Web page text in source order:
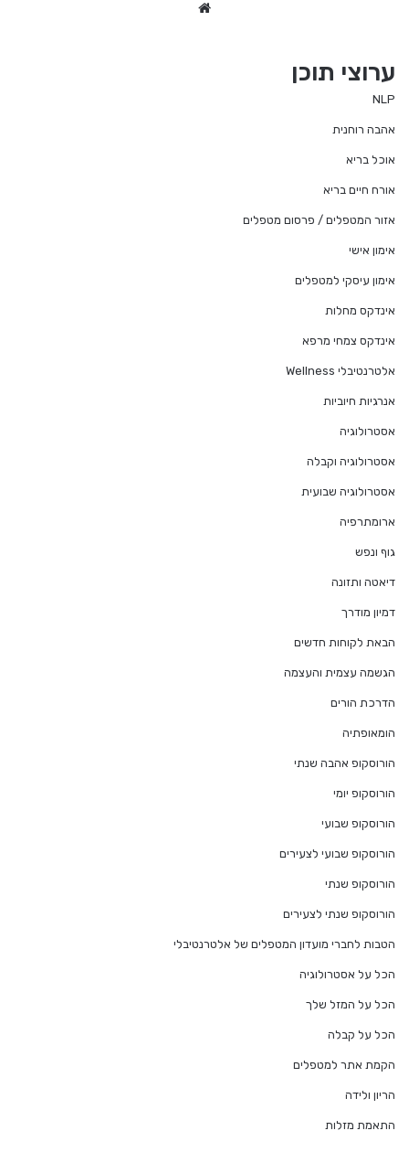
ערוצי תוכן
NLP
אהבה רוחנית
אוכל בריא
אורח חיים בריא
אזור המטפלים / פרסום מטפלים
אימון אישי
אימון עיסקי למטפלים
אינדקס מחלות
אינדקס צמחי מרפא
אלטרנטיבלי Wellness
אנרגיות חיוביות
אסטרולוגיה
אסטרולוגיה וקבלה
אסטרולוגיה שבועית
ארומתרפיה
גוף ונפש
דיאטה ותזונה
דמיון מודרך
הבאת לקוחות חדשים
הגשמה עצמית והעצמה
הדרכת הורים
הומאופתיה
הורוסקופ אהבה שנתי
הורוסקופ יומי
הורוסקופ שבועי
הורוסקופ שבועי לצעירים
הורוסקופ שנתי
הורוסקופ שנתי לצעירים
הטבות לחברי מועדון המטפלים של אלטרנטיבלי
הכל על אסטרולוגיה
הכל על המזל שלך
הכל על קבלה
הקמת אתר למטפלים
הריון ולידה
התאמת מזלות